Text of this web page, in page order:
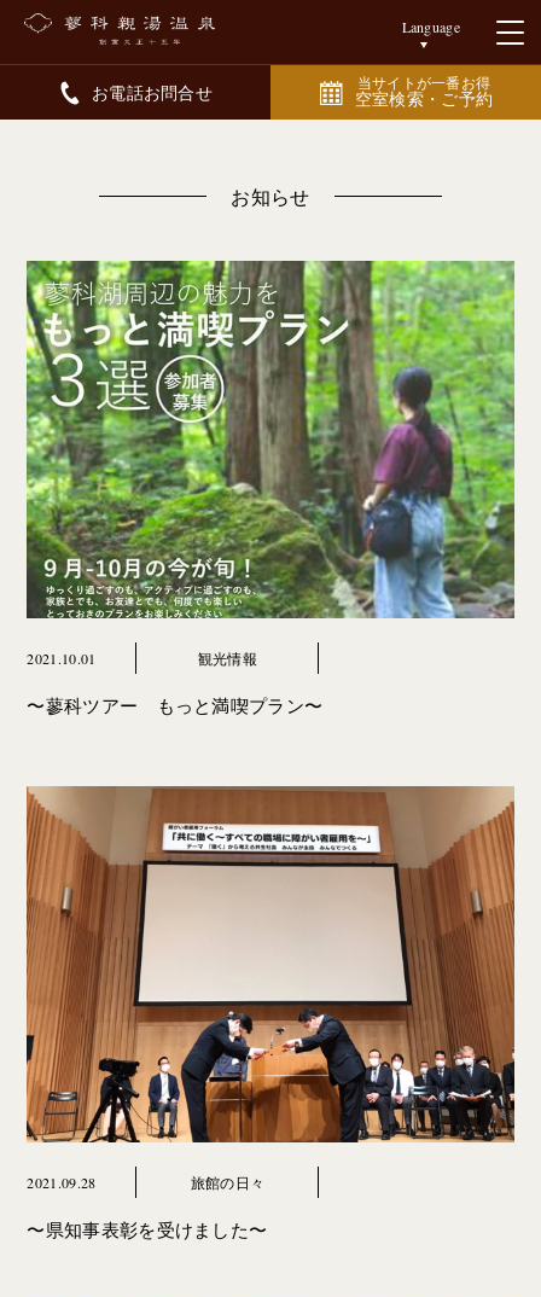
Language
お電話お問合せ 当サイトが一番お得
空室検索・ご予約
お知らせ
2021.10.01 観光情報
〜蓼科ツアー もっと満喫プラン〜
2021.09.28 旅館の日々
〜県知事表彰を受けました〜